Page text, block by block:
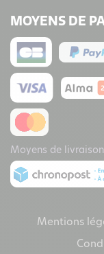
MOYENS DE
Moyens de livraison
Mentions